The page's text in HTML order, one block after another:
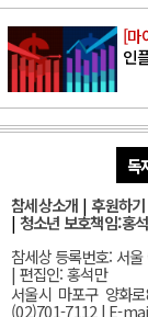
[마
인
독
참세상소개 | 후원하기
| 청소년 보호책임:홍
참세상 등록번호: 서
| 편집인: 홍석만
서울시 마포구 양화
(02)701-7112 | E-